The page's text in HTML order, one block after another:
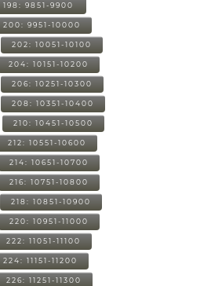
198: 9851-9900
200: 9951-10000
202: 10051-10100
204: 10151-10200
206: 10251-10300
208: 10351-10400
210: 10451-10500
212: 10551-10600
214: 10651-10700
216: 10751-10800
218: 10851-10900
220: 10951-11000
222: 11051-11100
224: 11151-11200
226: 11251-11300